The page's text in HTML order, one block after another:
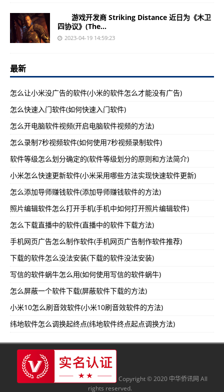
游戏开发商 Striking Distance 近日为《木卫
四协议》(The...
2023-04-19 14:59:23
最新
怎么让小米没广告的软件(小米的软件怎么才能没有广告)
怎么快速入门软件(如何快速入门软件)
怎么开电脑软件视频(开启电脑软件视频的方法)
怎么录制7秒视频软件(如何使用7秒视频录制软件)
软件等级怎么划分确定的(软件等级划分的原则和方法简介)
小米怎么快速更新软件(小米采用哪些方法实现快速软件更新)
怎么添加导师赚钱软件(添加导师赚钱软件的方法)
照片编辑软件怎么打开手机(手机中如何打开照片编辑软件)
怎么下载直播中的软件(直播中的软件下载方法)
手机网页广告怎么制作软件(手机网页广告制作软件推荐)
下载的软件怎么没法安装(下载的软件没法安装)
写信的软件蜗牛怎么用(如何使用写信的软件蜗牛)
怎么屏蔽一个软件下载(屏蔽软件下载的方法)
小米10怎么刷音效软件(小米10刷音效软件的方法)
纬地软件怎么调换起终点(纬地软件终点起点调换方法)
Copyright © 2020 中华侨讯网 All
rights reserved.